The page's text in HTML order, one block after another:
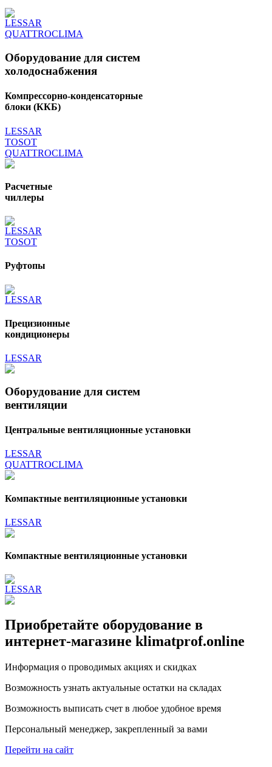
LESSAR
QUATTROCLIMA
Оборудование для систем
холодоснабжения
Компрессорно-конденсаторные
блоки (ККБ)
LESSAR
TOSOT
QUATTROCLIMA
Расчетные
чиллеры
LESSAR
TOSOT
Руфтопы
LESSAR
Прецизионные
кондиционеры
LESSAR
Оборудование для систем
вентиляции
Центральные вентиляционные установки
LESSAR
QUATTROCLIMA
Компактные вентиляционные установки
LESSAR
Компактные вентиляционные установки
LESSAR
Приобретайте оборудование в
интернет-магазине klimatprof.online
Информация о проводимых акциях и скидках
Возможность узнать актуальные остатки на складах
Возможность выписать счет в любое удобное время
Персональный менеджер, закрепленный за вами
Перейти на сайт